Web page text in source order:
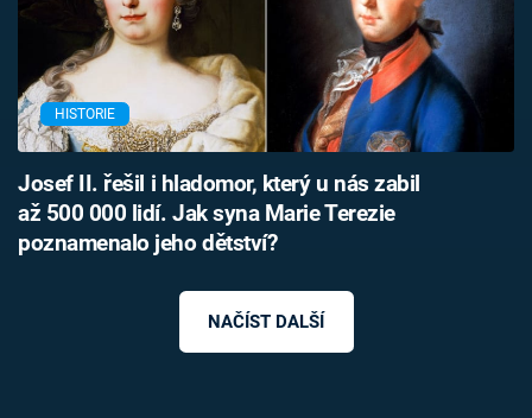
HISTORIE
Josef II. řešil i hladomor, který u nás zabil
až 500 000 lidí. Jak syna Marie Terezie
poznamenalo jeho dětství?
NAČÍST DALŠÍ